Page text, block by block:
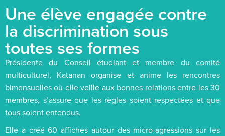
Une élève engagée contre
la discrimination sous
toutes ses formes
Présidente du Conseil étudiant et membre du comité
multiculturel, Katanan organise et anime les rencontres
bimensuelles où elle veille aux bonnes relations entre les 30
membres, s’assure que les règles soient respectées et que
tous soient entendus.
Elle a créé 60 affiches autour des micro-agressions sur les